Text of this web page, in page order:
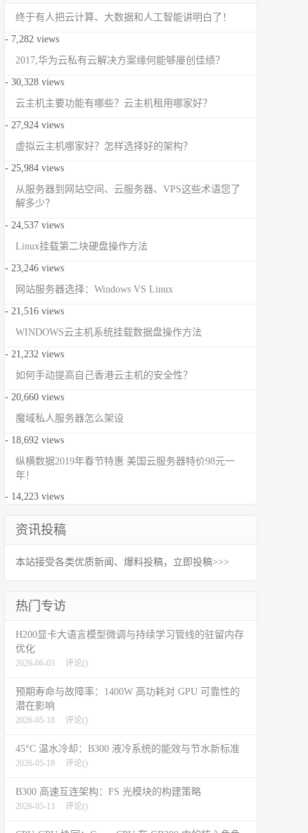
终于有人把云计算、大数据和人工智能讲明白了！
- 7,282 views
2017,华为云私有云解决方案缘何能够屡创佳绩？
- 30,328 views
云主机主要功能有哪些？云主机租用哪家好？
- 27,924 views
虚拟云主机哪家好？怎样选择好的架构？
- 25,984 views
从服务器到网站空间、云服务器、VPS这些术语您了
解多少？
- 24,537 views
Linux挂载第二块硬盘操作方法
- 23,246 views
网站服务器选择：Windows VS Linux
- 21,516 views
WINDOWS云主机系统挂载数据盘操作方法
- 21,232 views
如何手动提高自己香港云主机的安全性？
- 20,660 views
魔域私人服务器怎么架设
- 18,692 views
纵横数据2019年春节特惠:美国云服务器特价98元一
年！
- 14,223 views
资讯投稿
本站接受各类优质新闻、爆料投稿，立即投稿>>>
热门专访
H200显卡大语言模型微调与持续学习管线的驻留内存
优化
2026-06-03 评论()
预期寿命与故障率：1400W 高功耗对 GPU 可靠性的
潜在影响
2026-05-18 评论()
45°C 温水冷却：B300 液冷系统的能效与节水新标准
2026-05-18 评论()
B300 高速互连架构：FS 光模块的构建策略
2026-05-13 评论()